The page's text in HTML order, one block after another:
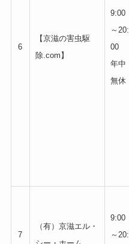
6
【京滋の害虫駆
除.com】
9:00
～20:
00
年中
無休
7
（有）京滋エル・
9:00
～20: